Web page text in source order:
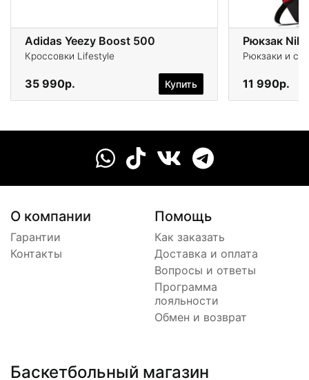
Adidas Yeezy Boost 500
Кроссовки Lifestyle
35 990р. Купить
Рюкзак
Рюкзаки и
11 990р.
О компании
Гарантии
Контакты
Помощь
Как заказать
Доставка и оплата
Вопросы и ответы
Программа
лояльности
Обмен и возврат
Баскетбольный магазин